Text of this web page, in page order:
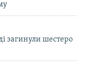
загинули шестеро